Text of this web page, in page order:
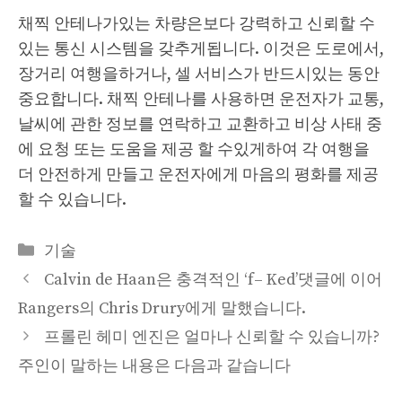
채찍 안테나가있는 차량은보다 강력하고 신뢰할 수
있는 통신 시스템을 갖추게됩니다. 이것은 도로에서,
장거리 여행을하거나, 셀 서비스가 반드시있는 동안
중요합니다. 채찍 안테나를 사용하면 운전자가 교통,
날씨에 관한 정보를 연락하고 교환하고 비상 사태 중
에 요청 또는 도움을 제공 할 수있게하여 각 여행을
더 안전하게 만들고 운전자에게 마음의 평화를 제공
할 수 있습니다.
Categories
기술
Calvin de Haan은 충격적인 ‘f– Ked’댓글에 이어
Rangers의 Chris Drury에게 말했습니다.
프롤린 헤미 엔진은 얼마나 신뢰할 수 있습니까?
주인이 말하는 내용은 다음과 같습니다